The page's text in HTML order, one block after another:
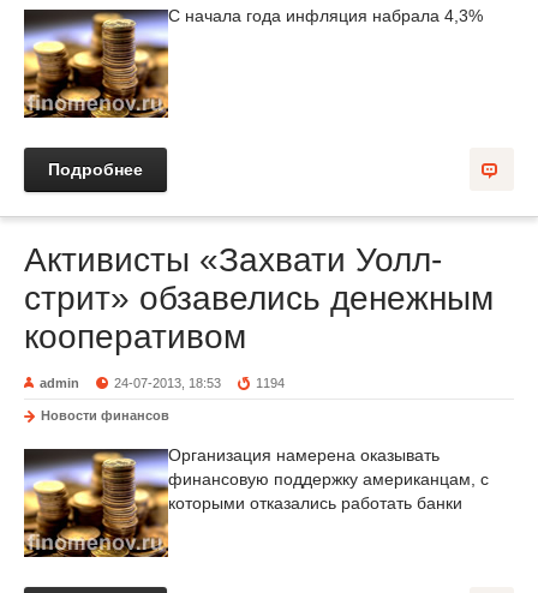
С начала года инфляция набрала 4,3%
Подробнее
Активисты «Захвати Уолл-
стрит» обзавелись денежным
кооперативом
admin 24-07-2013, 18:53 1194
Новости финансов
Организация намерена оказывать
финансовую поддержку американцам, с
которыми отказались работать банки